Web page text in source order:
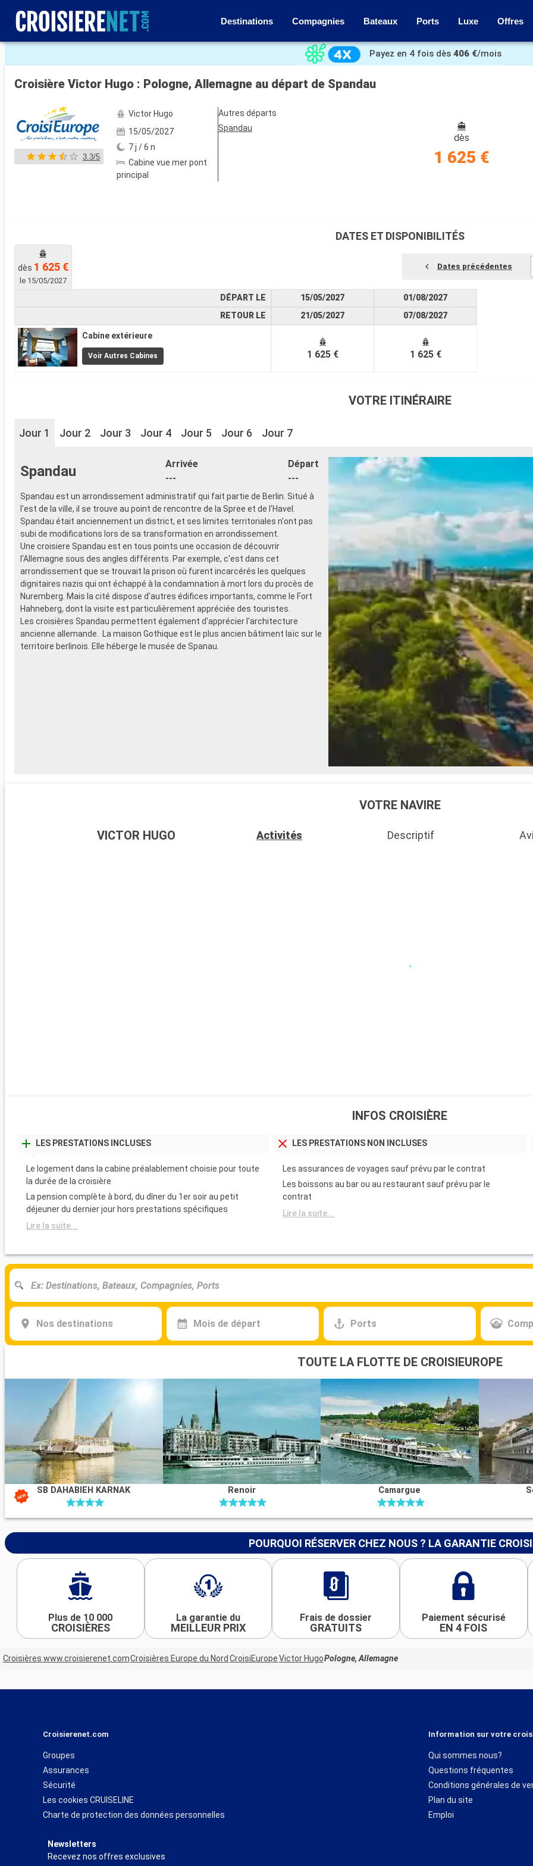
Destinations Compagnies Bateaux Ports Luxe Offres
Voir les 18 autres photos
Payez en 4 fois dès 406 €/mois
Croisière Victor Hugo : Pologne, Allemagne au départ de Spandau
3.3/5
Victor Hugo
15/05/2027
7 j / 6 n
Cabine vue mer pont
principal
Autres départs
Spandau
dès
1 625 €
DATES ET DISPONIBILITÉS
dès 1 625 €
le 15/05/2027
Dates précédentes
DÉPART LE
RETOUR LE
Cabine extérieure
Voir Autres Cabines
15/05/2027
21/05/2027
1 625 €
01/08/2027
07/08/2027
1 625 €
VOTRE ITINÉRAIRE
Jour 1 Jour 2 Jour 3 Jour 4 Jour 5 Jour 6 Jour 7
Spandau
Arrivée
---
Départ
---
Spandau est un arrondissement administratif qui fait partie de Berlin. Situé à
l'est de la ville, il se trouve au point de rencontre de la Spree et de l'Havel.
Spandau était anciennement un district, et ses limites territoriales n'ont pas
subi de modifications lors de sa transformation en arrondissement.
Une croisiere Spandau est en tous points une occasion de découvrir
l'Allemagne sous des angles différents. Par exemple, c'est dans cet
arrondissement que se trouvait la prison où furent incarcérés les quelques
dignitaires nazis qui ont échappé à la condamnation à mort lors du procès de
Nuremberg. Mais la cité dispose d'autres édifices importants, comme le Fort
Hahneberg, dont la visite est particulièrement appréciée des touristes.
Les croisières Spandau permettent également d'apprécier l'architecture
ancienne allemande. La maison Gothique est le plus ancien bâtiment laïc sur le
territoire berlinois. Elle héberge le musée de Spanau.
VOTRE NAVIRE
VICTOR HUGO Activités Descriptif
INFOS CROISIÈRE
LES PRESTATIONS INCLUSES
Le logement dans la cabine préalablement choisie pour toute
la durée de la croisière
La pension complète à bord, du dîner du 1er soir au petit
déjeuner du dernier jour hors prestations spécifiques
Lire la suite...
LES PRESTATIONS NON INCLUSES
Les assurances de voyages sauf prévu par le contrat
Les boissons au bar ou au restaurant sauf prévu par le
contrat
Lire la suite...
Nos destinations Mois de départ Ports
TOUTE LA FLOTTE DE CROISIEUROPE
SB DAHABIEH KARNAK Renoir Camargue
POURQUOI RÉSERVER CHEZ NOUS ? LA GARANTIE
Plus de 10 000
CROISIÈRES
La garantie du
MEILLEUR PRIX
Frais de dossier
GRATUITS
Paiement sécurisé
EN 4 FOIS
Croisières www.croisierenet.comCroisières Europe du Nord CroisiEuropeVictor HugoPologne, Allemagne
Croisierenet.com
Groupes
Assurances
Sécurité
Les cookies CRUISELINE
Charte de protection des données personnelles
Information sur votre
Qui sommes nous?
Questions fréquentes
Conditions générales de
Plan du site
Emploi
Newsletters
Recevez nos offres exclusives